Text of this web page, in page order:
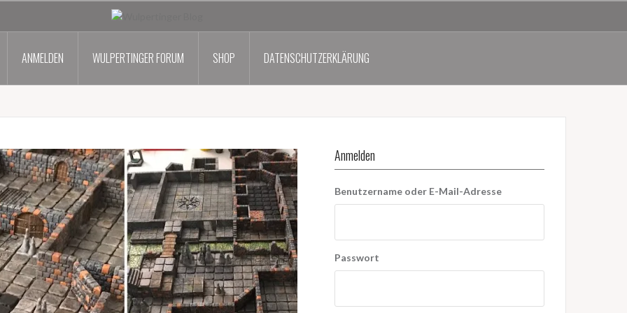
ANMELDEN WULPERTINGER FORUM SHOP DATENSCHUTZERKLÄRUNG
Anmelden
Benutzername oder E-Mail-Adresse
Passwort